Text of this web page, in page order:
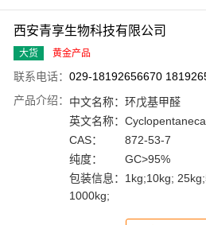
西安青享生物科技有限公司
大货 黄金产品
联系电话： 029-18192656670
产品介绍： 中文名称： 环戊基甲醛
英文名称：
CAS：
872-53-7
纯度：
GC>95%
包装信息： 1kg;10kg;
1000kg;